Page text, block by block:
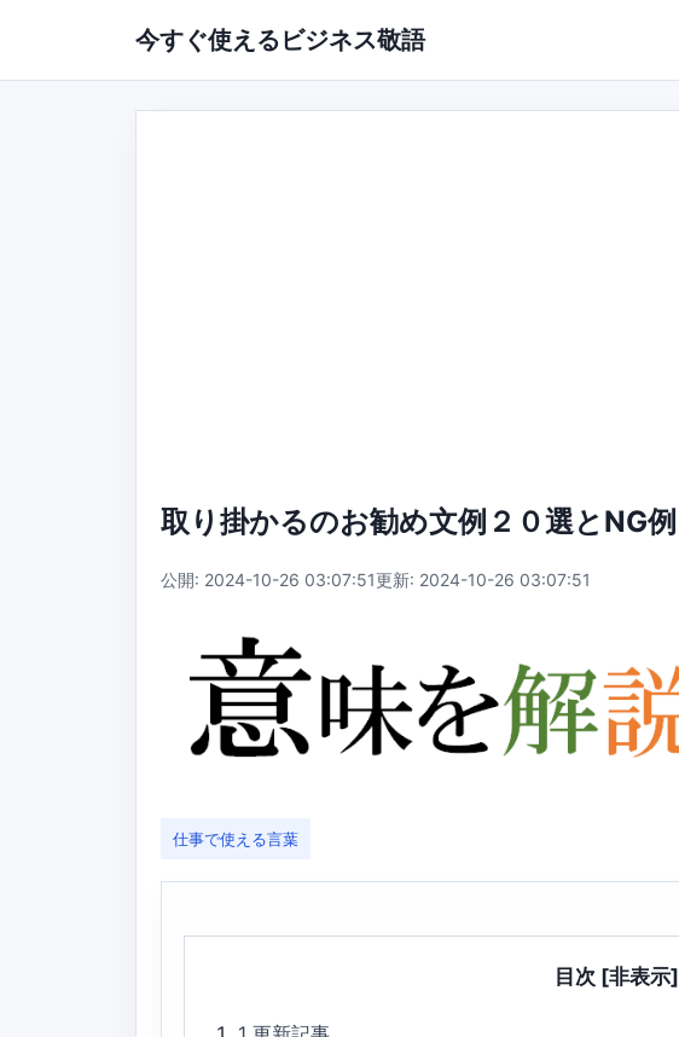
今すぐ使えるビジネス敬語
取り掛かるのお勧め文例２０選とNG例
公開: 2024-10-26 03:07:51更新: 2024-10-26 03:07:51
仕事で使える言葉
目次 [非表示]